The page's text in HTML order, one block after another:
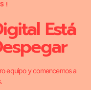
Está
equipo y comencemos a